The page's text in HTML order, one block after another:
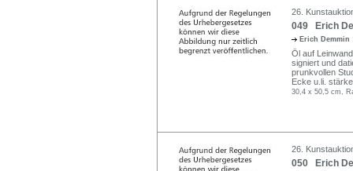
26.
049 Erich
Erich Demmin
Öl auf
signiert und
prunkvollen
Ecke u.li.
30,4 x 50,5 cm,
26.
050 Erich